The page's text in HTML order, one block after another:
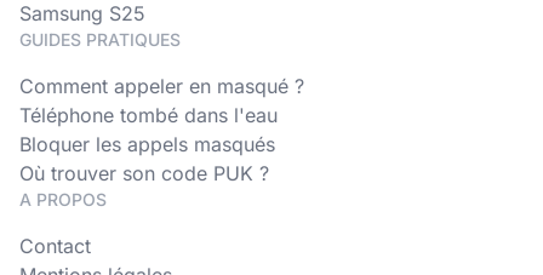
Samsung S25
GUIDES PRATIQUES
Comment appeler en masqué ?
Téléphone tombé dans l'eau
Bloquer les appels masqués
Où trouver son code PUK ?
A PROPOS
Contact